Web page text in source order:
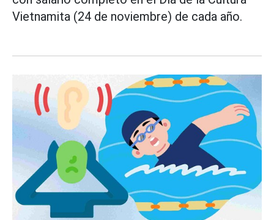
Vietnamita (24 de noviembre) de cada año.